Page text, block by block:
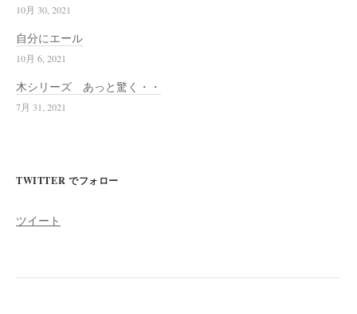
10月 30, 2021
自分にエール
10月 6, 2021
木シリーズ あっと驚く・・
7月 31, 2021
TWITTER でフォロー
ツイート